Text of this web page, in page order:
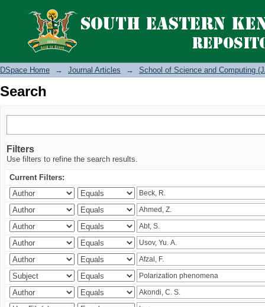
Search
DSpace Home → Journal Articles → School of Science and Computing
Search
Filters
Use filters to refine the search results.
Current Filters: